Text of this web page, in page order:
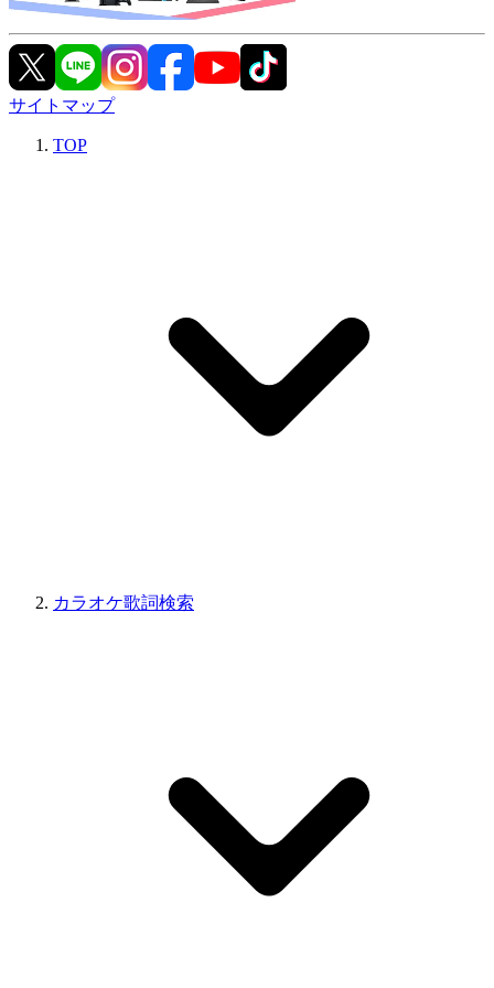
サイトマップ
TOP
カラオケ歌詞検索